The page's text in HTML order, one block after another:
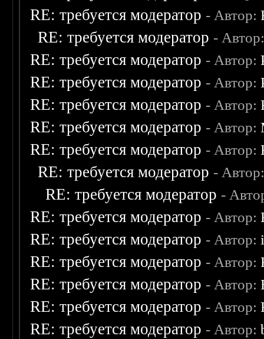
RE: требуется модератор - Автор:
RE: требуется модератор -
RE: требуется модератор - Автор:
RE: требуется модератор - Автор:
RE: требуется модератор - Автор:
RE: требуется модератор - Автор:
RE: требуется модератор - Автор:
RE: требуется модератор -
RE: требуется модератор -
RE: требуется модератор - Автор:
RE: требуется модератор - Автор:
RE: требуется модератор - Автор:
RE: требуется модератор - Автор:
RE: требуется модератор - Автор:
RE: требуется модератор - Автор: